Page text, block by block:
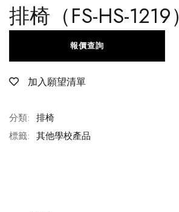
排椅（FS-HS-1219）
加入願望清單
報價查詢
分類: 排椅
標籤: 其他學校產品